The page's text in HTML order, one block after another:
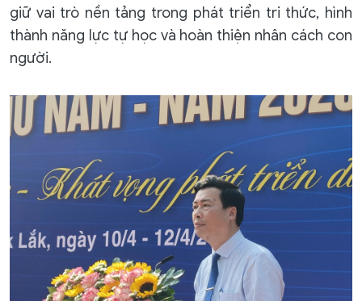
giữ vai trò nền tảng trong phát triển tri thức, hình
thành năng lực tự học và hoàn thiện nhân cách con
người.